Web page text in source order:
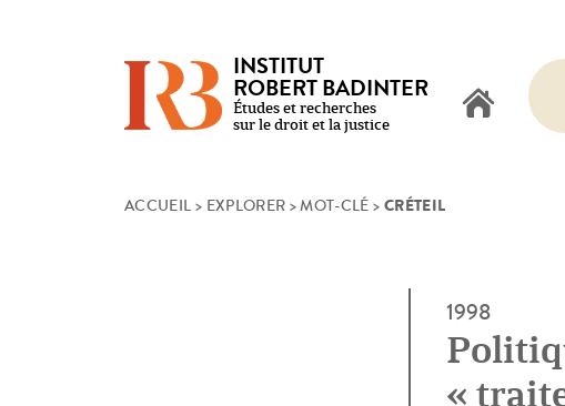
INSTITUT
ROBERT BADINTER
Études et recherches
sur le droit et la justice
ACCUEIL > EXPLORER >MOT-CLÉ > CRÉTEIL
1998
«